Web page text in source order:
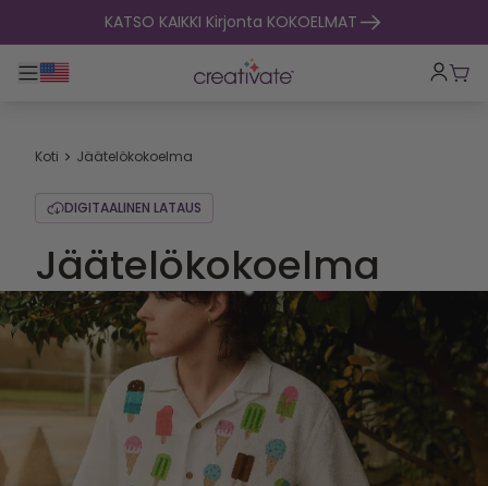
Siirry sisältöönKATSO KAIKKI Kirjonta KOKOELMAT
Toggle päänavigointi
Koti Jäätelökokoelma
DIGITAALINEN LATAUS
Jäätelökokoelma